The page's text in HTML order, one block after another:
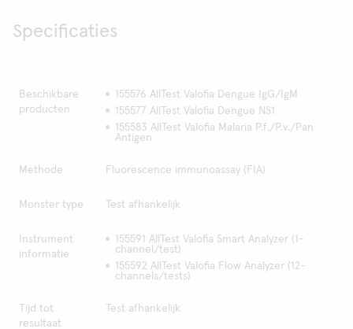
Specificaties
Beschikbare
producten
155576 AllTest Valofia Dengue IgG/IgM
155577 AllTest Valofia Dengue NS1
155583 AllTest Valofia Malaria P.f./P.v./Pan
Antigen
Methode Fluorescence immunoassay (FIA)
Monster type Test afhankelijk
Instrument
informatie
155591 AllTest Valofia Smart Analyzer (1-
channel/test)
155592 AllTest Valofia Flow Analyzer (12-
channels/tests)
Tijd tot
resultaat
Test afhankelijk